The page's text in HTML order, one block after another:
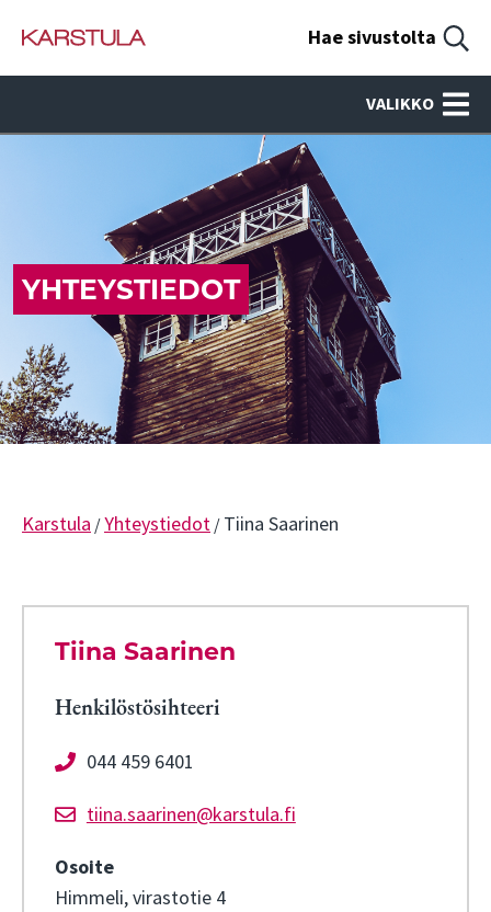
Hae sivustolta
VALIKKO
YHTEYSTIEDOT
Karstula /Yhteystiedot/Tiina Saarinen
Tiina Saarinen
Henkilöstösihteeri
044 459 6401
tiina.saarinen@karstula.fi
Osoite
Himmeli, virastotie 4